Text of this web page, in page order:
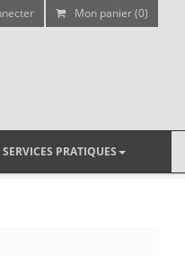
Mon panier (0)
SERVICES PRATIQUES